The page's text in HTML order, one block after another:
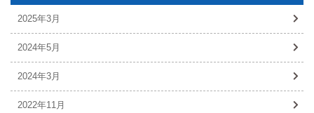
2025年3月
2024年5月
2024年3月
2022年11月